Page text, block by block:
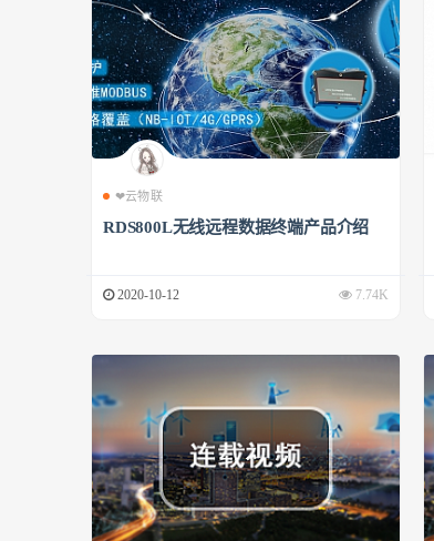
❤云物联
RDS800L无线远程数据终端产品介绍
2020-10-12 7.74K